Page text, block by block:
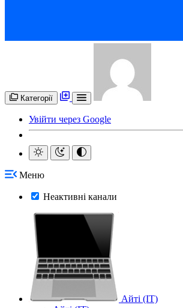
Категорії
Увійти через Google
Меню
Неактивні канали
Айті (IT)